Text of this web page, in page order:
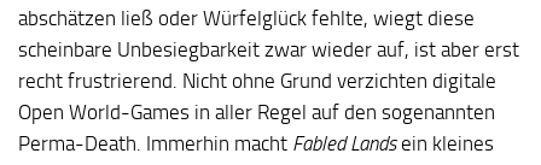
abschätzen ließ oder Würfelglück fehlte, wiegt diese
scheinbare Unbesiegbarkeit zwar wieder auf, ist aber erst
recht frustrierend. Nicht ohne Grund verzichten digitale
Open World-Games in aller Regel auf den sogenannten
Perma-Death. Immerhin macht Fabled Landsein kleines